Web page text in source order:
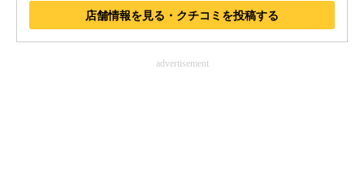
電子設計の基本と応用
エネルギーの専門メディア
店舗情報を見る・クチコミを投稿する
advertisement